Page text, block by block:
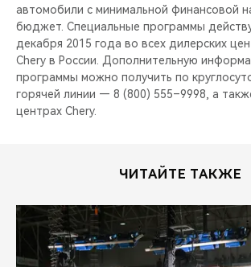
автомобили с минимальной финансовой
бюджет. Специальные программы
декабря 2015 года во всех дилерских
Chery в России. Дополнительную
программы можно получить по
горячей линии — 8 (800) 555–9998, а
центрах Chery.
ЧИТАЙТЕ ТАКЖЕ